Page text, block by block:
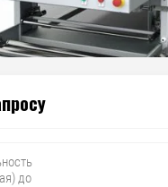
до